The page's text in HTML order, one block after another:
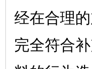
经在合理
完全符合